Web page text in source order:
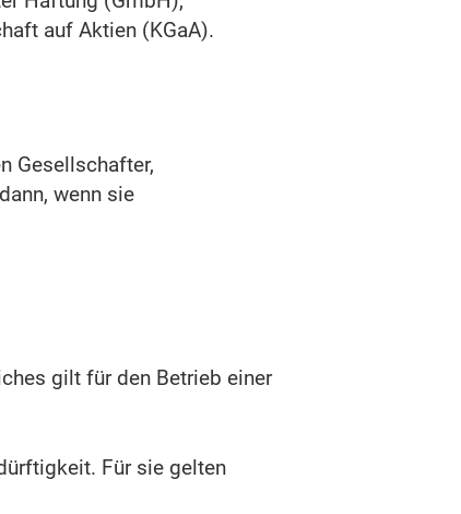
auf Aktien (KGaA).
Gesellschafter,
wenn sie
gilt für den Betrieb einer
Für sie gelten